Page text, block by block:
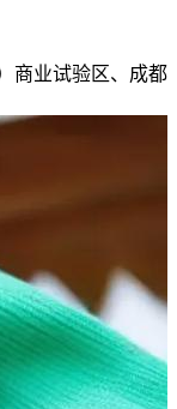
商业试验区、成都